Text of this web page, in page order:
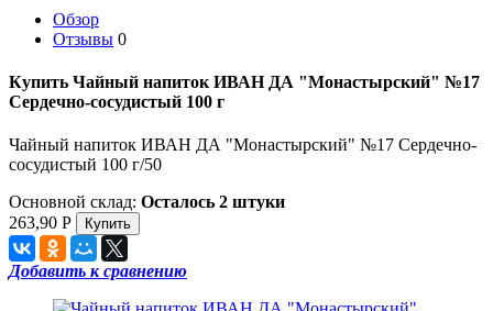
Обзор
Отзывы 0
Купить Чайный напиток ИВАН ДА "Монастырский" №17
Сердечно-сосудистый 100 г
Чайный напиток ИВАН ДА "Монастырский" №17 Сердечно-
сосудистый 100 г/50
Основной склад: Осталось 2 штуки
263,90 Р
Добавить к сравнению